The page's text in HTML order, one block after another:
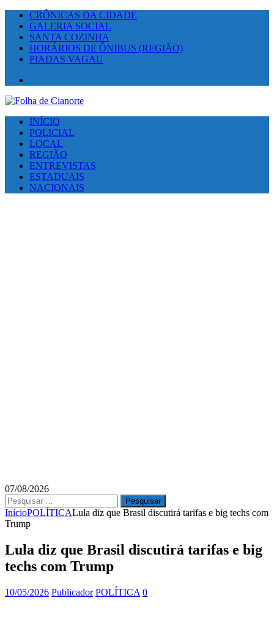
CRÔNICAS DA CIDADE
GALERIA SOCIAL
SANTA COZINHA
HORÁRIOS DE ÔNIBUS (REGIÃO)
PIADAS VAGAU
INÍCIO
POLICIAL
LOCAL
REGIÃO
ENTREVISTAS
ESTADUAIS
NACIONAIS
07/08/2026
Pesquisar
por:
InícioPOLÍTICALula diz que Brasil discutirá tarifas e big techs com
Trump
Lula diz que Brasil discutirá tarifas e big
techs com Trump
10/05/2026 Publicador POLÍTICA 0